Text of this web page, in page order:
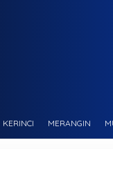
KERINCI MERANGIN